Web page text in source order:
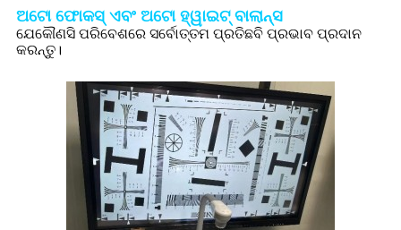
ଅଟୋ ଫୋକସ୍ ଏବଂ ଅଟୋ ହ୍ୱାଇଟ୍ ବାଲାନ୍ସ
ଯେକୌଣସି ପରିବେଶରେ ସର୍ବୋତ୍ତମ ପ୍ରତିଛବି ପ୍ରଭାବ ପ୍ରଦାନ
କରନ୍ତୁ।